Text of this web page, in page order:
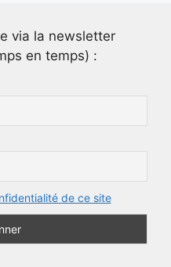
via la newsletter
en temps) :
de ce site